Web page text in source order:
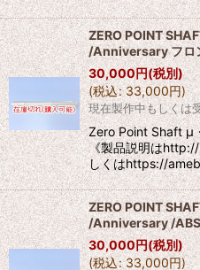
ZERO POINT
/Anniversary フロ
30,000円(税別)
(税込: 33,000円)
現在製作中もしくは
Zero Point Shaft μ
《製品説明は
しくはhttps://
ZERO POINT
/Anniversary /
30,000円(税別)
(税込: 33,000円)